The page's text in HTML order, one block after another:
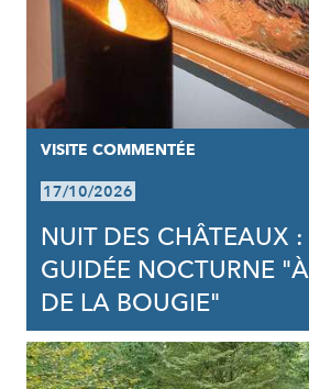
VISITE COMMENTÉE
17/10/2026
NUIT DES CHÂTEAUX :
GUIDÉE NOCTURNE
DE LA BOUGIE"